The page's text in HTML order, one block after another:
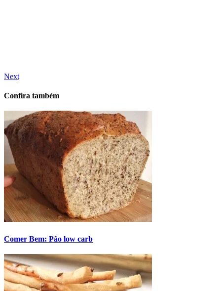
Next
Confira também
Comer Bem: Pão low carb